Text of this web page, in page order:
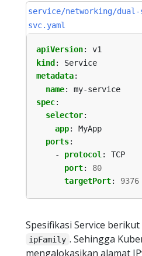
service/networking/
svc.yaml
apiVersion:
v1
kind :
Service
metadata:
name:
my-service
spec:
selector:
app:
MyApp
ports:
- protocol:
TCP
port:
80
targetPort: 9376
Spesifikasi Service
ipFamily . Sehingga
mengalokasikan alamat